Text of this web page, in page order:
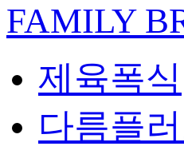
FAMILY
제육폭식
다름플